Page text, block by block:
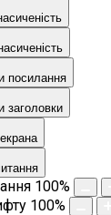
посилання
заголовки
100%
100%